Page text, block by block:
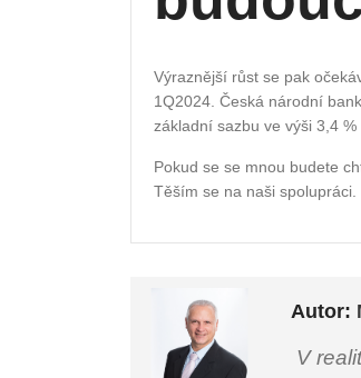
Výraznější růst se pak
1Q2024. Česká národní
základní sazbu ve výši 3,4 %
Pokud se se mnou budete
Těším se na naši spolupráci.
Autor:
V